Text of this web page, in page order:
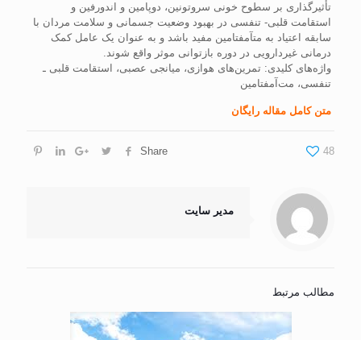
تأثیرگذاری بر سطوح خونی سروتونین، دوپامین و اندورفین و
استقامت قلبی- تنفسی در بهبود وضعیت جسمانی و سلامت مردان با
سابقه اعتیاد به مت­آمفتامین مفید باشد و به عنوان یک عامل کمک
درمانی غیردارویی در دوره بازتوانی موثر واقع شوند.
واژه‌های کلیدی: تمرین‌های هوازی، میانجی عصبی، استقامت قلبی ـ
تنفسی، مت‌آمفتامین
متن کامل مقاله رایگان
Share 48
مدیر سایت
مطالب مرتبط